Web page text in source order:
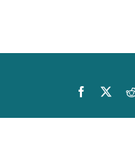
Facebook